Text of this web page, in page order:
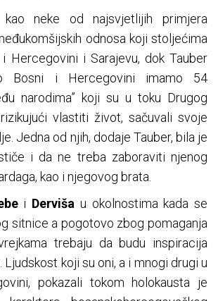
neke od najsvjetlijih primjera
odnosa koji stoljećima
Hercegovini i Sarajevu, dok Tauber
Bosni i Hercegovini imamo 54
narodima” koji su u toku Drugog
vlastiti život, sačuvali svoje
Jedna od njih, dodaje Tauber, bila je
i da ne treba zaboraviti njenog
kao i njegovog brata.
i Derviša u okolnostima kada se
sitnice a pogotovo zbog pomaganja
trebaju da budu inspiracija
Ljudskost koji su oni, a i mnogi drugi u
pokazali tokom holokausta je